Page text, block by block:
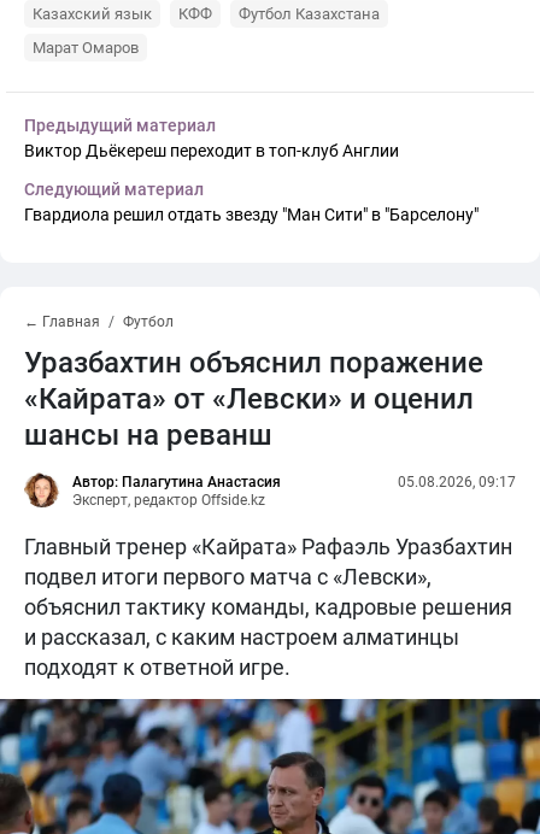
Казахский язык КФФ
Футбол Казахстана
Марат Омаров
Предыдущий материал
Виктор Дьёкереш переходит в топ-клуб Англии
Следующий материал
Гвардиола решил отдать звезду "Ман Сити" в "Барселону"
← Главная Футбол
Уразбахтин объяснил поражение
«Кайрата» от «Левски» и оценил
шансы на реванш
Автор: Палагутина Анастасия
Эксперт, редактор Offside.kz
05.08.2026, 09:17
Главный тренер «Кайрата» Рафаэль Уразбахтин
подвел итоги первого матча с «Левски»,
объяснил тактику команды, кадровые решения
и рассказал, с каким настроем алматинцы
подходят к ответной игре.